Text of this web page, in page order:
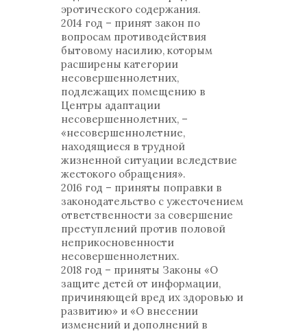
эротического содержания.
2014 год – принят закон по
вопросам противодействия
бытовому насилию, которым
расширены категории
несовершеннолетних,
подлежащих помещению в
Центры адаптации
несовершеннолетних, –
«несовершеннолетние,
находящиеся в трудной
жизненной ситуации вследствие
жестокого обращения».
2016 год – приняты поправки в
законодательство с ужесточением
ответственности за совершение
преступлений против половой
неприкосновенности
несовершеннолетних.
2018 год – приняты Законы «О
защите детей от информации,
причиняющей вред их здоровью и
развитию» и «О внесении
изменений и дополнений в